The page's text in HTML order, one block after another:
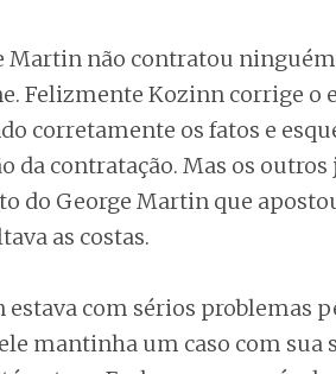
Martin não contratou
Felizmente Kozinn corrige o
corretamente os fatos e
da contratação. Mas os
do George Martin que
as costas.
estava com sérios problemas
mantinha um caso com sua